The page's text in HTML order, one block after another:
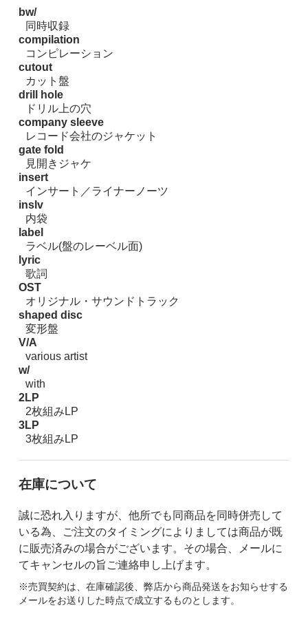
bw/
同時収録
compilation
コンピレーション
cutout
カット盤
drill hole
ドリル上の穴
company sleeve
レコード会社のジャケット
gate fold
見開きジャケ
insert
インサート／ライナーノーツ
inslv
内袋
label
ラベル(盤のレーベル面)
lyric
歌詞
OST
オリジナル・サウンドトラック
shaped disc
変形盤
V/A
various artist
w/
with
2LP
2枚組みLP
3LP
3枚組みLP
在庫について
誠に恐れ入りますが、他所でも同商品を同時併売して
いる為、ご注文のタイミングによりましては商品が既
に販売済みの場合がございます。その場合、メールに
てキャンセルの旨ご連絡申し上げます。
※売買契約は、在庫確認後、弊店から商品発送をお知らせする
メールをお送りした時点で成立するものとします。